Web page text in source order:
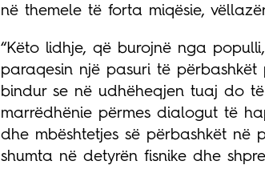
në themele të forta miqësie,
“Këto lidhje, që burojnë nga
paraqesin një pasuri të
bindur se në udhëheqjen tuaj do
marrëdhënie përmes dialogut të
dhe mbështetjes së përbashkët në
shumta në detyrën fisnike dhe